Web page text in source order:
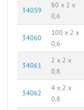
34059
80 x 2 x
0,6
34060
100 x 2 x
0,6
34061
2 x 2 x
0,8
34062
4 x 2 x
0,8